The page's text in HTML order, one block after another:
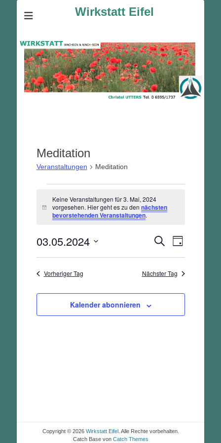
Wirkstatt Eifel
Meditation
Veranstaltungen Meditation
2024
Hinweis
Keine Veranstaltungen für 3. Mai, 2024
vorgesehen. Hier geht es zu dennächsten
bevorstehenden Veranstaltungen.
Ansichten,
Suche
Ansichten-
Navigation
Tag
03.05.2024
Vorheriger Tag Nächster Tag
Kalender abonnieren
Copyright © 2026 Wirkstatt Eifel . Alle Rechte vorbehalten.
Catch Base von Catch Themes